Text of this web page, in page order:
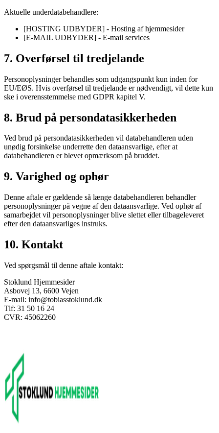
Aktuelle underdatabehandlere:
[HOSTING UDBYDER] - Hosting af hjemmesider
[E-MAIL UDBYDER] - E-mail services
7. Overførsel til tredjelande
Personoplysninger behandles som udgangspunkt kun inden for
EU/EØS. Hvis overførsel til tredjelande er nødvendigt, vil dette kun
ske i overensstemmelse med GDPR kapitel V.
8. Brud på persondatasikkerheden
Ved brud på persondatasikkerheden vil databehandleren uden
unødig forsinkelse underrette den dataansvarlige, efter at
databehandleren er blevet opmærksom på bruddet.
9. Varighed og ophør
Denne aftale er gældende så længe databehandleren behandler
personoplysninger på vegne af den dataansvarlige. Ved ophør af
samarbejdet vil personoplysninger blive slettet eller tilbageleveret
efter den dataansvarliges instruks.
10. Kontakt
Ved spørgsmål til denne aftale kontakt:
Stoklund Hjemmesider
Asbovej 13, 6600 Vejen
E-mail: info@tobiasstoklund.dk
Tlf: 31 50 16 24
CVR: 45062260